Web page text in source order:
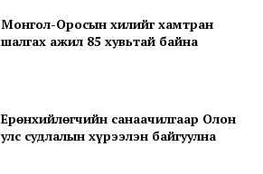
Монгол-Оросын хилийг хамтран
шалгах ажил 85 хувьтай байна
Ерөнхийлөгчийн санаачилгаар Олон
улс судлалын хүрээлэн байгуулна